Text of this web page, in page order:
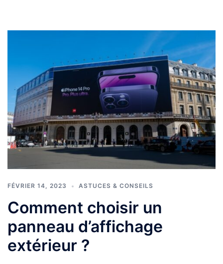
FÉVRIER 14, 2023 ASTUCES & CONSEILS
Comment choisir un
panneau d’affichage
extérieur ?